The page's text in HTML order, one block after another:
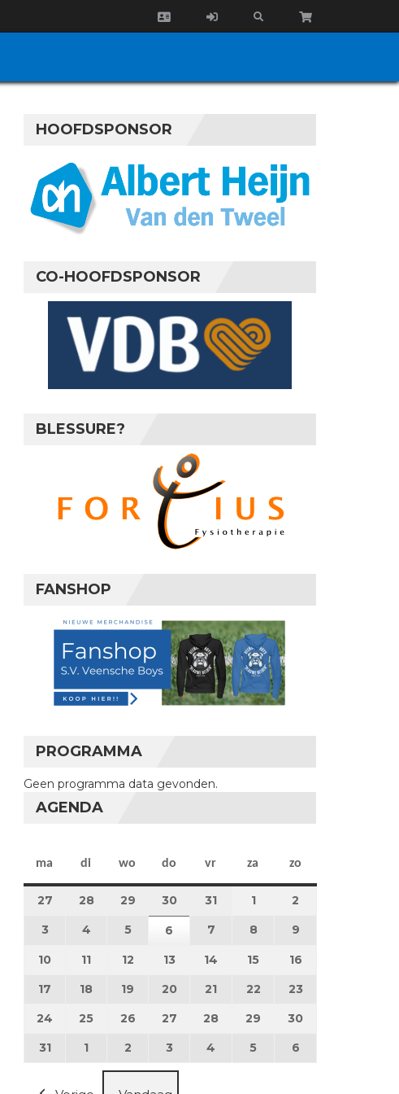
HOOFDSPONSOR
CO-HOOFDSPONSOR
BLESSURE?
FANSHOP
PROGRAMMA
Geen programma data gevonden.
AGENDA
ma maandag
di dinsdag
wo woensdag
do donderdag
vr vrijdag
za zaterdag
zo
27 27 juli 2026
28 28 juli 2026
29 29 juli 2026
3030 juli 2026
31 31 juli 2026
11 augustus 2026
2
3 3 augustus 2026
4 4 augustus 2026
55 augustus 2026
6 6 augustus 2026
7 7 augustus 2026
8 8 augustus 2026
9
10 10 augustus 2026
11 11 augustus 2026
12 12 augustus 2026
13 13 augustus 2026
14 14 augustus 2026
15 15 augustus 2026
16
17 17 augustus 2026
18 18 augustus 2026
19 19 augustus 2026
20 20 augustus 2026
21 21 augustus 2026
22 22 augustus 2026
23
24 24 augustus 2026
25 25 augustus 2026
26 26 augustus 2026
27 27 augustus 2026
28 28 augustus 2026
29 29 augustus 2026
30
3131 augustus 2026
1 1 september 2026
2 2 september 2026
3 3 september 2026
4 4 september 2026
5 5 september 2026
6